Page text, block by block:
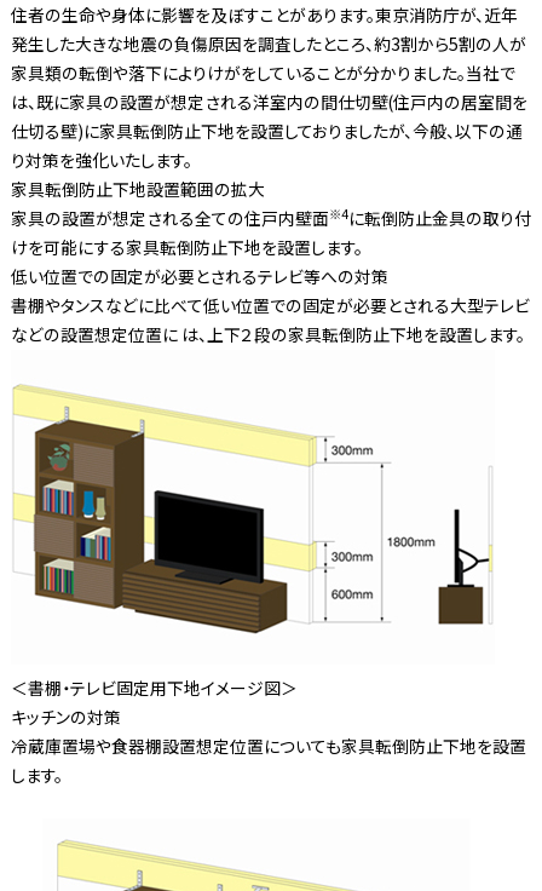
住者の生命や身体に影響を及ぼすことがあります。東京消防庁が、近年
発生した大きな地震の負傷原因を調査したところ、約3割から5割の人が
家具類の転倒や落下によりけがをしていることが分かりました。当社で
は、既に家具の設置が想定される洋室内の間仕切壁(住戸内の居室間を
仕切る壁)に家具転倒防止下地を設置しておりましたが、今般、以下の通
り対策を強化いたします。
家具転倒防止下地設置範囲の拡大
家具の設置が想定される全ての住戸内壁面※4に転倒防止金具の取り付
けを可能にする家具転倒防止下地を設置します。
低い位置での固定が必要とされるテレビ等への対策
書棚やタンスなどに比べて低い位置での固定が必要とされる大型テレビ
などの設置想定位置に は、上下２段の家具転倒防止下地を設置します。
＜書棚・テレビ固定用下地イメージ図＞
キッチンの対策
冷蔵庫置場や食器棚設置想定位置についても家具転倒防止下地を設置
します。